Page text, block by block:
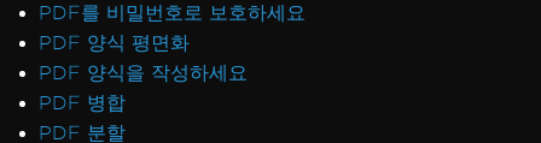
PDF를 비밀번호로 보호하세요
PDF 양식 평면화
PDF 양식을 작성하세요
PDF 병합
PDF 분할